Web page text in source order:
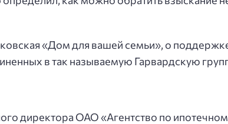
«Дом для вашей семьи», о
в так называемую Гарвардскую
директора ОАО «Агентство по